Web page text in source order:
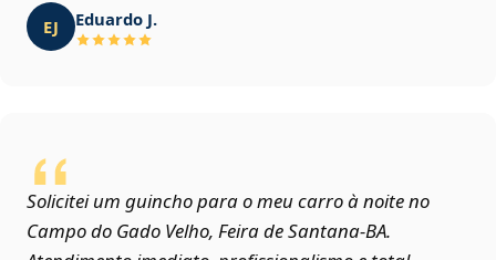
EJ Eduardo J.
Solicitei um guincho para o meu carro à noite no
Campo do Gado Velho, Feira de Santana‑BA.